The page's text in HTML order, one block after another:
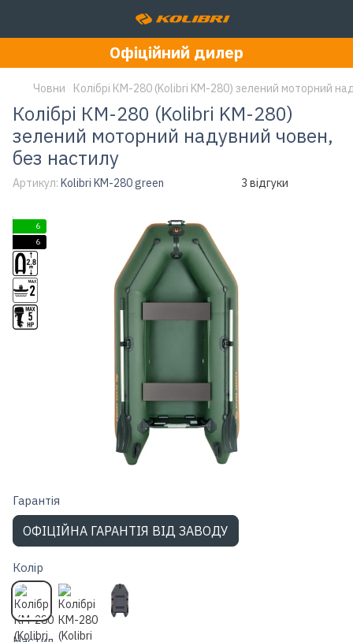
Офіційний дилер
Човни Колібрі КМ-280 (Kolibri KM-280) зелений моторний
Колібрі КМ-280 (Kolibri KM-280)
зелений моторний надувний човен,
без настилу
Артикул: Kolibri KM-280 green 3 відгуки
6
6
Гарантiя
ОФІЦІЙНА ГАРАНТІЯ ВІД ЗАВОДУ
Колір